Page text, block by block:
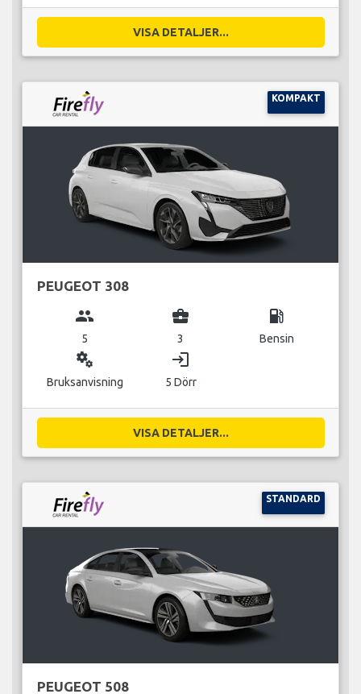
VISA DETALJER...
KOMPAKT
PEUGEOT 308
group
5
business_center
3
local_gas_station
Bensin
miscellaneous_services
Bruksanvisning
login
5 Dörr
VISA DETALJER...
STANDARD
PEUGEOT 508